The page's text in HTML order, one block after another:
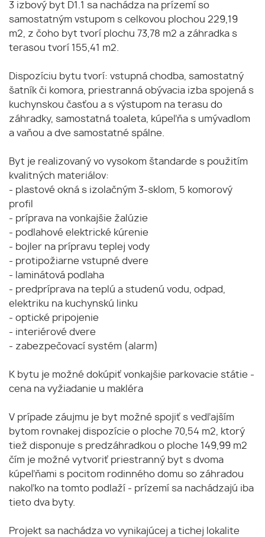
3 izbový byt D1.1 sa nachádza na prízemí so
samostatným vstupom s celkovou plochou 229,19
m2, z čoho byt tvorí plochu 73,78 m2 a záhradka s
terasou tvorí 155,41 m2.
Dispozíciu bytu tvorí: vstupná chodba, samostatný
šatník či komora, priestranná obývacia izba spojená s
kuchynskou časťou a s výstupom na terasu do
záhradky, samostatná toaleta, kúpeľňa s umývadlom
a vaňou a dve samostatné spálne.
Byt je realizovaný vo vysokom štandarde s použitím
kvalitných materiálov:
- plastové okná s izolačným 3-sklom, 5 komorový
profil
- príprava na vonkajšie žalúzie
- podlahové elektrické kúrenie
- bojler na prípravu teplej vody
- protipožiarne vstupné dvere
- laminátová podlaha
- predpríprava na teplú a studenú vodu, odpad,
elektriku na kuchynskú linku
- optické pripojenie
- interiérové dvere
- zabezpečovací systém (alarm)
K bytu je možné dokúpiť vonkajšie parkovacie státie -
cena na vyžiadanie u makléra
V prípade záujmu je byt možné spojiť s vedľajším
bytom rovnakej dispozície o ploche 70,54 m2, ktorý
tiež disponuje s predzáhradkou o ploche 149,99 m2
čím je možné vytvoriť priestranný byt s dvoma
kúpeľňami s pocitom rodinného domu so záhradou
nakoľko na tomto podlaží - prízemí sa nachádzajú iba
tieto dva byty.
Projekt sa nachádza vo vynikajúcej a tichej lokalite